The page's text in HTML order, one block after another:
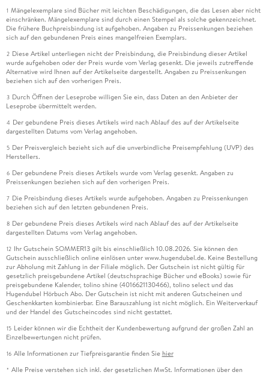
1 Mängelexemplare sind Bücher mit leichten Beschädigungen, die das Lesen aber nicht
einschränken. Mängelexemplare sind durch einen Stempel als solche gekennzeichnet.
Die frühere Buchpreisbindung ist aufgehoben. Angaben zu Preissenkungen beziehen
sich auf den gebundenen Preis eines mangelfreien Exemplars.
2 Diese Artikel unterliegen nicht der Preisbindung, die Preisbindung dieser Artikel
wurde aufgehoben oder der Preis wurde vom Verlag gesenkt. Die jeweils zutreffende
Alternative wird Ihnen auf der Artikelseite dargestellt. Angaben zu Preissenkungen
beziehen sich auf den vorherigen Preis.
3 Durch Öffnen der Leseprobe willigen Sie ein, dass Daten an den Anbieter der
Leseprobe übermittelt werden.
4 Der gebundene Preis dieses Artikels wird nach Ablauf des auf der Artikelseite
dargestellten Datums vom Verlag angehoben.
5 Der Preisvergleich bezieht sich auf die unverbindliche Preisempfehlung (UVP) des
Herstellers.
6 Der gebundene Preis dieses Artikels wurde vom Verlag gesenkt. Angaben zu
Preissenkungen beziehen sich auf den vorherigen Preis.
7 Die Preisbindung dieses Artikels wurde aufgehoben. Angaben zu Preissenkungen
beziehen sich auf den letzten gebundenen Preis.
8 Der gebundene Preis dieses Artikels wird nach Ablauf des auf der Artikelseite
dargestellten Datums vom Verlag angehoben.
12 Ihr Gutschein SOMMER13 gilt bis einschließlich 10.08.2026. Sie können den
Gutschein ausschließlich online einlösen unter www.hugendubel.de. Keine Bestellung
zur Abholung mit Zahlung in der Filiale möglich. Der Gutschein ist nicht gültig für
gesetzlich preisgebundene Artikel (deutschsprachige Bücher und eBooks) sowie für
preisgebundene Kalender, tolino shine (4016621130466), tolino select und das
Hugendubel Hörbuch Abo. Der Gutschein ist nicht mit anderen Gutscheinen und
Geschenkkarten kombinierbar. Eine Barauszahlung ist nicht möglich. Ein Weiterverkauf
und der Handel des Gutscheincodes sind nicht gestattet.
15 Leider können wir die Echtheit der Kundenbewertung aufgrund der großen Zahl an
Einzelbewertungen nicht prüfen.
16 Alle Informationen zur Tiefpreisgarantie finden Sie hier
* Alle Preise verstehen sich inkl. der gesetzlichen MwSt. Informationen über den